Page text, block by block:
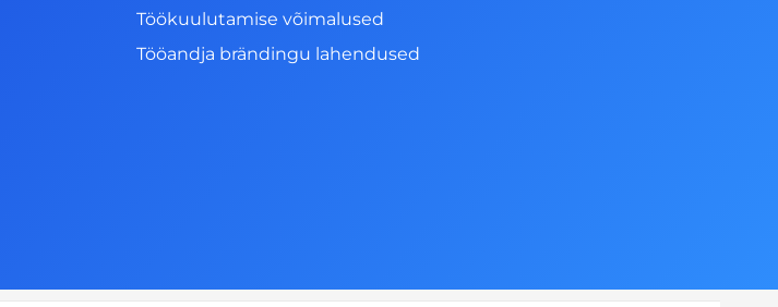
Töökuulutamise võimalused
Tööandja brändingu lahendused